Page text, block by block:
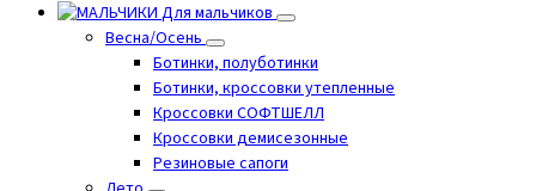
Для мальчиков
Весна/Осень
Ботинки, полуботинки
Ботинки, кроссовки утепленные
Кроссовки СОФТШЕЛЛ
Кроссовки демисезонные
Резиновые сапоги